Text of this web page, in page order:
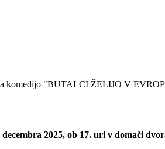
komedijo "BUTALCI ŽELIJO V
2025, ob 17. uri v domači